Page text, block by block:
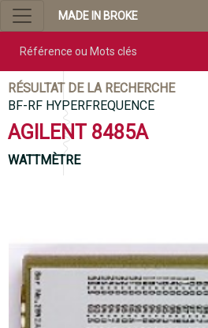
MADE IN BROKE
RÉSULTAT DE LA RECHERCHE
BF-RF HYPERFREQUENCE
AGILENT 8485A
WATTMÈTRE